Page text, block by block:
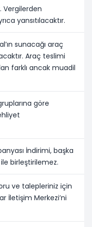
Vergilerden
yansıtılacaktır.
sunacağı araç
Araç teslimi
farklı ancak muadil
göre
İndirimi, başka
birleştirilemez.
ve talepleriniz için
İletişim Merkezi’ni